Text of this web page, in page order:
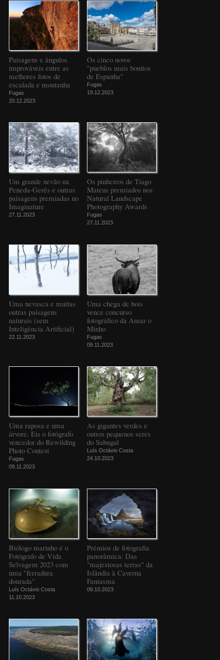
Paisagens e ângulos
improváveis entre as
melhores fotos de
escalada e montanha
Fugas
20.12.2023
Os cinco novos
"pueblos mais bonitos
de Espanha"
Fugas
19.12.2023
Um grande nevão na
Peneda-Gerês e outras
paisagens premiadas no
Imaginature
27.11.2023
Os pinheiros de Tiago
Mateus premiados nos
Natural Landscape
Photography Awards
Fugas
27.11.2023
Uma nevasca e muitas
outras paisagens
naturais (sem
Inteligência Artificial)
22.11.2023
Uma chega de bois
vence concurso
fotográfico da Amar o
Minho
Fugas
09.11.2023
Uma raposa e uma
árvore. Eis o fotógrafo
vencedor do Rewilding
Photo Contest
Fugas
09.11.2023
As gigantes verdes e
outros pequenos seres
do Sabugal
Luís Octávio Costa
24.10.2023
Biólogo marinho é o
Fotógrafo de Vida
Selvagem 2023 com
uma "ferradura
dourada"
Luís Octávio Costa
11.10.2023
Prémios de fotografia
panorâmica: Das
"majestosas terras" da
Islândia à Caverna
Fantasma
09.10.2023